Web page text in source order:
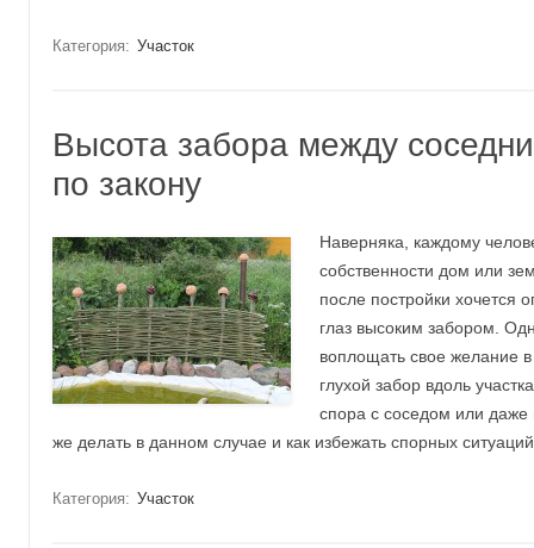
Категория: Участок
Высота забора между
по закону
Наверняка, каждому
собственности дом или
после постройки хочется
глаз высоким забором.
воплощать свое желание в
глухой забор вдоль
спора с соседом или
же делать в данном случае и как избежать спорных
Категория: Участок